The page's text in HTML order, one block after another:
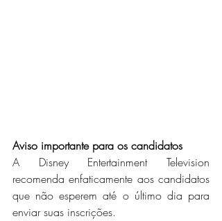
Aviso importante para os candidatos
A Disney Entertainment Television
recomenda enfaticamente aos candidatos
que não esperem até o último dia para
enviar suas inscrições.